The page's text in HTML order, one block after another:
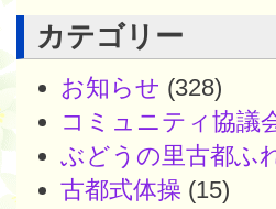
カテゴリー
お知らせ (328)
コミュニティ協議
ぶどうの里古都ふ
古都式体操 (15)